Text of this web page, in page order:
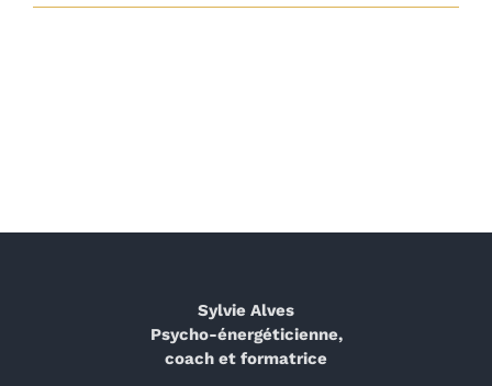
Sylvie Alves
Psycho-énergéticienne,
coach et formatrice